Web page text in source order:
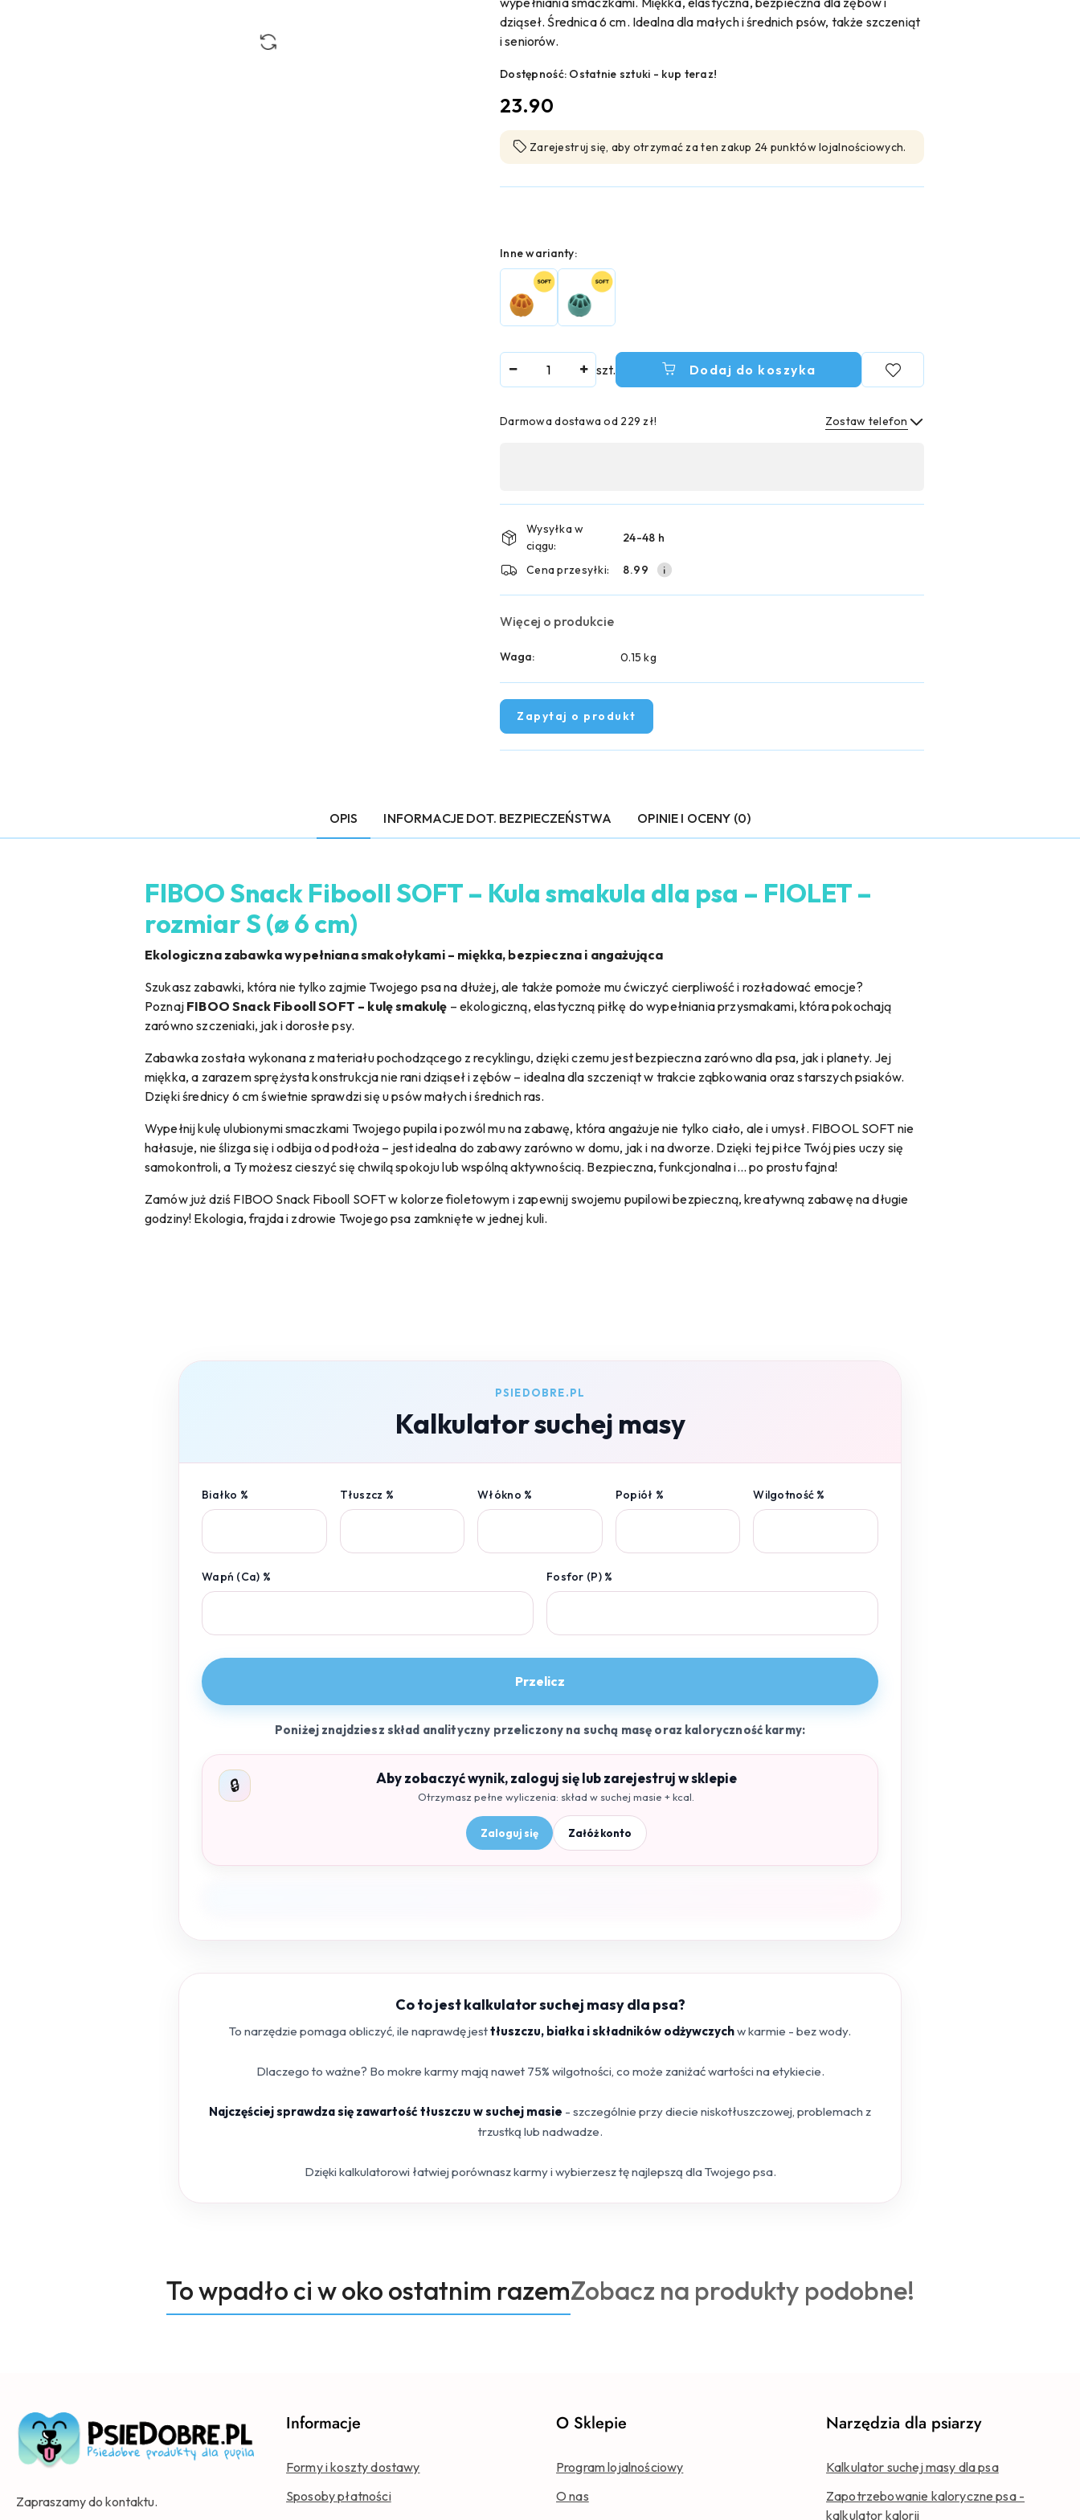
dziąseł. Średnica 6 cm. Idealna dla małych i średnich psów, także szczeniąt
i seniorów.
Dostępność: Ostatnie sztuki - kup teraz!
cena:
23.90
Zarejestruj się, aby otrzymać za ten zakup 24 punktów lojalnościowych.
Wariant
Inne warianty:
szt. Dodaj do koszyka
Darmowa dostawa od 229 zł! Zostaw telefon
płatność
i
dostawa
Wysyłka w
ciągu:
24-48 h
Cena przesyłki: 8.99
Więcej o produkcie
Waga: 0.15 kg
Zapytaj o produkt
OPIS INFORMACJE DOT. BEZPIECZEŃSTWA OPINIE I OCENY (0)
FIBOO Snack Fibooll SOFT – Kula smakula dla psa – FIOLET –
rozmiar S (ø 6 cm)
Ekologiczna zabawka wypełniana smakołykami – miękka, bezpieczna i angażująca
Szukasz zabawki, która nie tylko zajmie Twojego psa na dłużej, ale także pomoże mu ćwiczyć cierpliwość i rozładować emocje?
Poznaj FIBOO Snack Fibooll SOFT – kulę smakulę – ekologiczną, elastyczną piłkę do wypełniania przysmakami, która pokochają
zarówno szczeniaki, jak i dorosłe psy.
Zabawka została wykonana z materiału pochodzącego z recyklingu, dzięki czemu jest bezpieczna zarówno dla psa, jak i planety. Jej
miękka, a zarazem sprężysta konstrukcja nie rani dziąseł i zębów – idealna dla szczeniąt w trakcie ząbkowania oraz starszych psiaków.
Dzięki średnicy 6 cm świetnie sprawdzi się u psów małych i średnich ras.
Wypełnij kulę ulubionymi smaczkami Twojego pupila i pozwól mu na zabawę, która angażuje nie tylko ciało, ale i umysł. FIBOOL SOFT nie
hałasuje, nie ślizga się i odbija od podłoża – jest idealna do zabawy zarówno w domu, jak i na dworze. Dzięki tej piłce Twój pies uczy się
samokontroli, a Ty możesz cieszyć się chwilą spokoju lub wspólną aktywnością. Bezpieczna, funkcjonalna i... po prostu fajna!
Zamów już dziś FIBOO Snack Fibooll SOFT w kolorze fioletowym i zapewnij swojemu pupilowi bezpieczną, kreatywną zabawę na długie
godziny! Ekologia, frajda i zdrowie Twojego psa zamknięte w jednej kuli.
PSIEDOBRE.PL
Kalkulator suchej masy
Białko % Tłuszcz % Włókno % Popiół % Wilgotność %
Wapń (Ca) % Fosfor (P) %
Przelicz
Poniżej znajdziesz skład analityczny przeliczony na suchą masę oraz kaloryczność karmy:
🔒 Aby zobaczyć wynik, zaloguj się lub zarejestruj w sklepie
Otrzymasz pełne wyliczenia: skład w suchej masie + kcal.
Zaloguj się Załóż konto
Co to jest kalkulator suchej masy dla psa?
To narzędzie pomaga obliczyć, ile naprawdę jesttłuszczu, białka i składników odżywczychw karmie - bez wody.
Dlaczego to ważne? Bo mokre karmy mają nawet 75% wilgotności, co może zaniżać wartości na etykiecie.
Najczęściej sprawdza się zawartość tłuszczu w suchej masie - szczególnie przy diecie niskotłuszczowej, problemach z
trzustką lub nadwadze.
Dzięki kalkulatorowi łatwiej porównasz karmy i wybierzesz tę najlepszą dla Twojego psa.
Pomiń karuzelę produktówProdukty
o
To wpadło ci w oko ostatnim razemProdukty
o
Zobacz na produkty podobne!
Informacje
Formy i koszty dostawy
Sposoby płatności
O Sklepie
Program lojalnościowy
O nas
Narzędzia dla psiarzy
Kalkulator suchej masy dla psa
Zapotrzebowanie kaloryczne psa -
kalkulator kalorii